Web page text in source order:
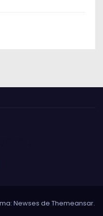
Newses de Themeansar.